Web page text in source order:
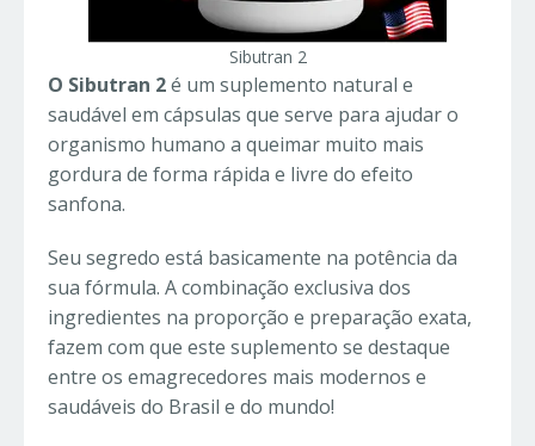
Sibutran 2
O Sibutran 2é um suplemento natural e
saudável em cápsulas que serve para ajudar o
organismo humano a queimar muito mais
gordura de forma rápida e livre do efeito
sanfona.
Seu segredo está basicamente na potência da
sua fórmula. A combinação exclusiva dos
ingredientes na proporção e preparação exata,
fazem com que este suplemento se destaque
entre os emagrecedores mais modernos e
saudáveis do Brasil e do mundo!